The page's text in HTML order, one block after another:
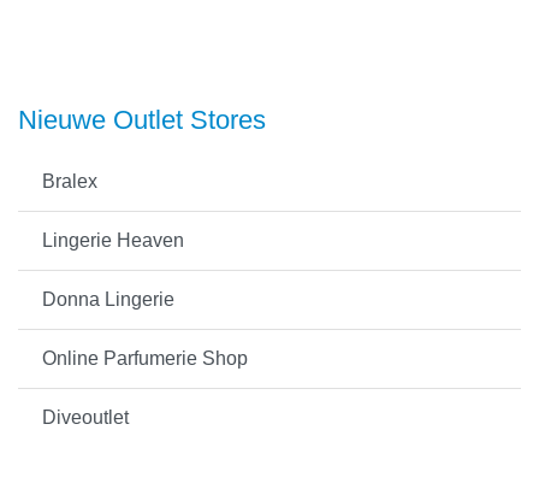
Nieuwe Outlet Stores
Bralex
Lingerie Heaven
Donna Lingerie
Online Parfumerie Shop
Diveoutlet